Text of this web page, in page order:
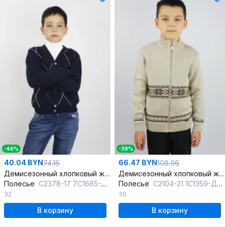
-46%
40.04 BYN74.16
Демисезонный хлопковый жакет с рисунком для мальчика
Полесье С2378-17 7С1685-Д43 122,128 т.синий
32
В корзину
-39%
66.47 BYN108.96
Демисезонный хлопковый жакет для мальчика с молнией
Полесье С2104-21 1С1359-Д43 122,128 слоновая_кость
30
В корзину